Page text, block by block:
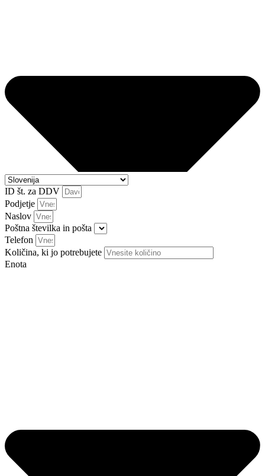
ID št. za DDV
Podjetje
Naslov
Poštna številka in pošta
Telefon
Količina, ki jo potrebujete
Enota